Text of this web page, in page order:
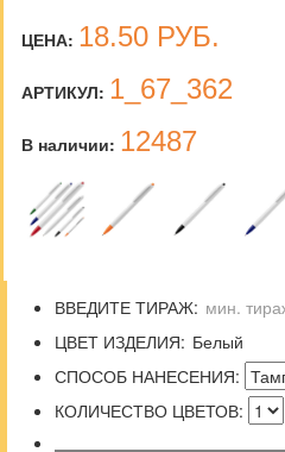
ЦЕНА: 18.50 РУБ.
АРТИКУЛ: 1_67_362
В наличии: 12487
ВВЕДИТЕ ТИРАЖ:
ЦВЕТ ИЗДЕЛИЯ:
СПОСОБ НАНЕСЕНИЯ:
КОЛИЧЕСТВО ЦВЕТОВ: